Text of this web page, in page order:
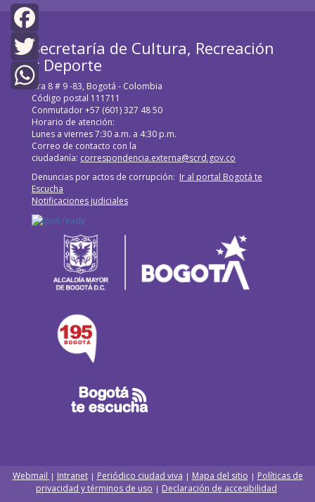
Facebook
Twitter
WhatsApp
Secretaría de Cultura, Recreación
y Deporte
Cra 8 # 9 -83, Bogotá - Colombia
Código postal 111711
Conmutador +57 (601) 327 48 50
Horario de atención:
Lunes a viernes 7:30 a.m. a 4:30 p.m.
Correo de contacto con la
ciudadanía: correspondencia.externa@scrd.gov.co
Denuncias por actos de corrupción: Ir al portal Bogotá te
Escucha
Notificaciones judiciales
Webmail | Intranet| Periódico ciudad viva | Mapa del sitio | Políticas de
privacidad y términos de uso | Declaración de accesibilidad